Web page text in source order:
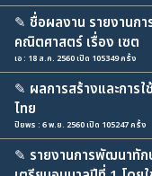
✎ ชื่อผลงาน รายงานก
คณิตศาสตร์ เรื่อง เซต
เอ : 18 ส.ค. 2560 เปิด 105349 ครั้ง
✎ ผลการสร้างและการ
ไทย
ปิยพร : 6 พ.ย. 2560 เปิด 105247 ครั้ง
✎ รายงานการพัฒนาทั